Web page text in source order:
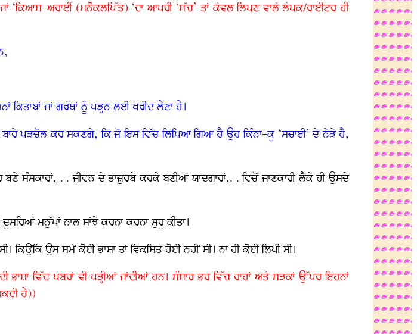
‘ਕਿਆਸ-ਅਰਾਈ (ਮਨੋਕਲਪਿੱਤ) ‘ਦਾ ਆਖਰੀ ‘ਸੱਚ’ ਤਾਂ ਕੇਵਲ ਲਿਖਣ ਵਾਲੇ ਲੇਖਕ/ਰਾਈਟਰ ਹੀ
ਜਾਂ ਗਰੰਥਾਂ ਨੂੰ ਪੜ੍ਹਨ ਲਈ ਖਰੀਦ ਲੈਣਾ ਹੈ।
ਬਾਰੇ ਪੜਚੋਲ ਕਰ ਸਕਣਗੇ, ਕਿ ਜੋ ਇਸ ਵਿੱਚ ਲਿਖਿਆ ਗਿਆ ਹੈ ਉਹ ਕਿੰਨਾ-ਕੂ ‘ਸਚਾਈ’ ਦੇ ਨੇੜੇ ਹੈ,
ਸੰਸਕਾਰਾਂ, . . ਜੀਵਨ ਦੇ ਤਾਜ਼ੁਰਬੇ ਕਰਕੇ ਬਣੀਆਂ ਯਾਦਗਾਰਾਂ,. . ਵਿਚੋਂ ਜਾਣਕਾਰੀ ਲੈਕੇ ਹੀ ਉਸਦੇ
ਮਨੁੱਖਾਂ ਨਾਲ ਸਾਂਝੇ ਕਰਨਾ ਕਰਨਾ ਸੁਰੂ ਕੀਤਾ।
ਕਿਉਂਕਿ ਉਸ ਸਮੇਂ ਕੋਈ ਭਾਸ਼ਾ ਤਾਂ ਵਿਕਸਿਤ ਹੋਈ ਨਹੀਂ ਸੀ। ਨਾ ਹੀ ਕੋਈ ਲਿਪੀ ਸੀ।
ਭਾਸ਼ਾ ਵਿੱਚ ਖਬਰਾਂ ਵੀ ਪੜ੍ਹੀਆਂ ਜਾਂਦੀਆਂ ਹਨ। ਸੰਸਾਰ ਭਰ ਵਿੱਚ ਰਾਹਾਂ ਅਤੇ ਸੜਕਾਂ ਉੱਪਰ ਇਹਨਾਂ
ਹੈ))